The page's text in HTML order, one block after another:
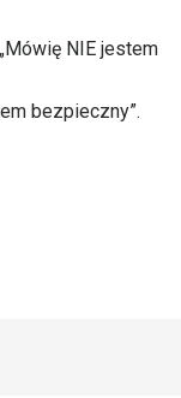
NIE jestem
bezpieczny”.